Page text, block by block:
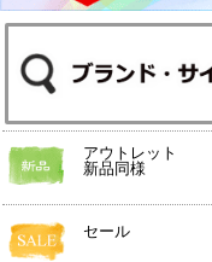
アウトレット
新品同様
セール